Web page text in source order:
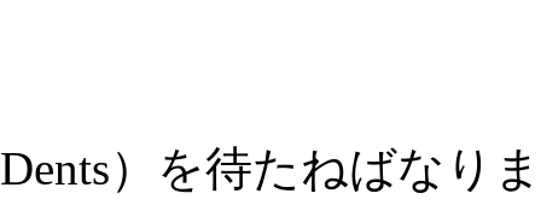
Dents）を待たねばなり